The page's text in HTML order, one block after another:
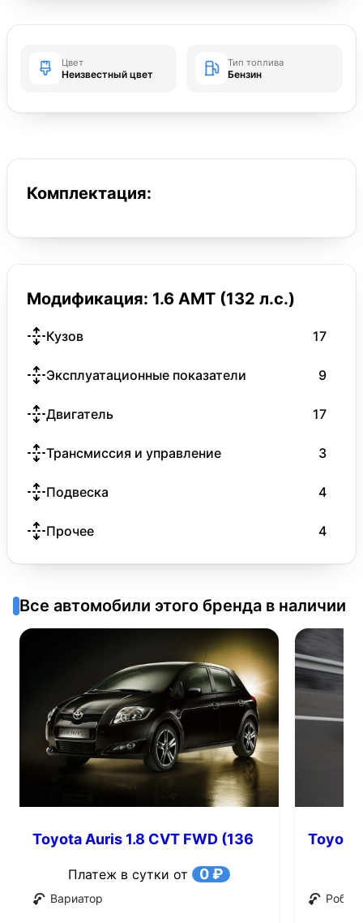
Цвет
Неизвестный цвет
Тип топлива
Бензин
Комплектация:
Модификация: 1.6 AMT (132 л.с.)
Кузов 17
Эксплуатационные показатели 9
Двигатель 17
Трансмиссия и управление 3
Подвеска 4
Прочее 4
Все автомобили этого бренда в наличии
Toyota Auris 1.8 CVT FWD (136
Платеж в сутки от 0 ₽
Вариатор
Toyota
Робот